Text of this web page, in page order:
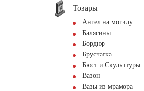
Товары
Ангел на могилу
Балясины
Бордюр
Брусчатка
Бюст и Скульптуры
Вазон
Вазы из мрамора